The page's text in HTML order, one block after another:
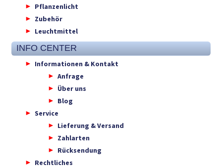
Pflanzenlicht
Zubehör
Leuchtmittel
INFO CENTER
Informationen & Kontakt
Anfrage
Über uns
Blog
Service
Lieferung & Versand
Zahlarten
Rücksendung
Rechtliches